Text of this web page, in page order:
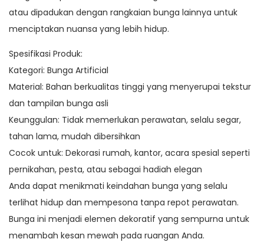
atau dipadukan dengan rangkaian bunga lainnya untuk
menciptakan nuansa yang lebih hidup.
Spesifikasi Produk:
Kategori: Bunga Artificial
Material: Bahan berkualitas tinggi yang menyerupai tekstur
dan tampilan bunga asli
Keunggulan: Tidak memerlukan perawatan, selalu segar,
tahan lama, mudah dibersihkan
Cocok untuk: Dekorasi rumah, kantor, acara spesial seperti
pernikahan, pesta, atau sebagai hadiah elegan
Anda dapat menikmati keindahan bunga yang selalu
terlihat hidup dan mempesona tanpa repot perawatan.
Bunga ini menjadi elemen dekoratif yang sempurna untuk
menambah kesan mewah pada ruangan Anda.